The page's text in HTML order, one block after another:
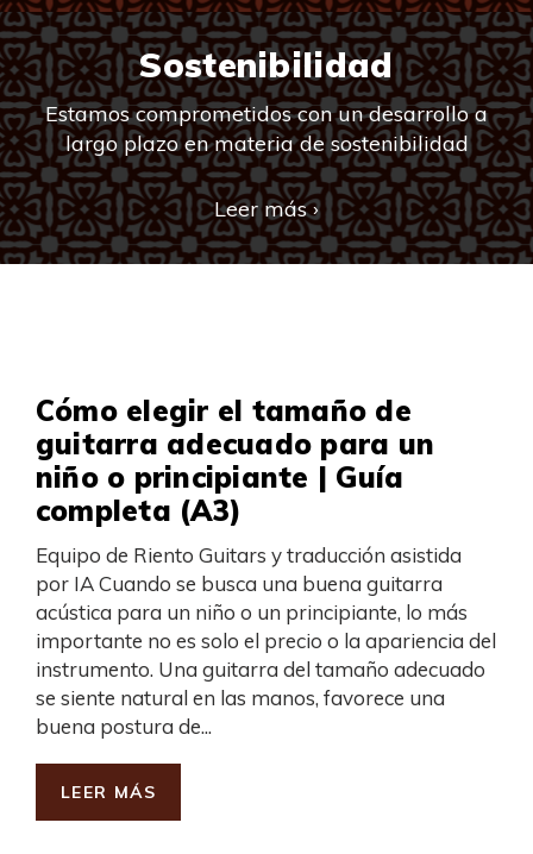
Sostenibilidad
Estamos comprometidos con un desarrollo a
largo plazo en materia de sostenibilidad
Leer más ›
Cómo elegir el tamaño de
guitarra adecuado para un
niño o principiante | Guía
completa (A3)
Equipo de Riento Guitars y traducción asistida
por IA Cuando se busca una buena guitarra
acústica para un niño o un principiante, lo más
importante no es solo el precio o la apariencia del
instrumento. Una guitarra del tamaño adecuado
se siente natural en las manos, favorece una
buena postura de...
LEER MÁS